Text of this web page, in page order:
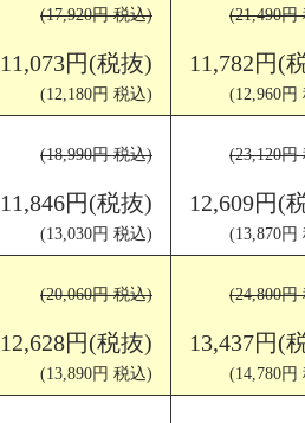
(17,920円 税込)
11,073円(税抜)
(12,180円 税込)
(21,490円
11,782円(
(12,960円
(18,990円 税込)
11,846円(税抜)
(13,030円 税込)
(23,120円
12,609円(
(13,870円
(20,060円 税込)
12,628円(税抜)
(13,890円 税込)
(24,800円
13,437円(
(14,780円